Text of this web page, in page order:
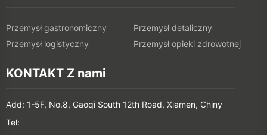
Przemysł gastronomiczny
Przemysł detaliczny
Przemysł logistyczny
Przemysł opieki zdrowotnej
KONTAKT Z nami
Add: 1-5F, No.8, Gaoqi South 12th Road, Xiamen, Chiny
Tel: